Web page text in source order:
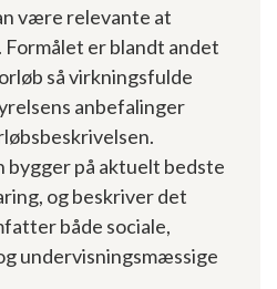
være relevante at
er blandt andet
så virkningsfulde
anbefalinger
bygger på aktuelt bedste
og beskriver det
både sociale,
undervis­ningsmæssige